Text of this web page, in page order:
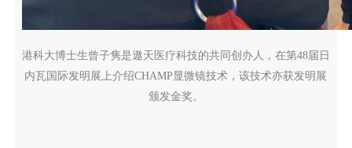
港科大博士生曾子隽是遨天医疗科技的共同创办人，在第48届日
内瓦国际发明展上介绍CHAMP显微镜技术，该技术亦获发明展
颁发金奖。